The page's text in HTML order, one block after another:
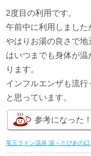
2度目の利用です。
午前中に利用しました
やはりお湯の良さで
はいつまでも身体が
ります。
インフルエンザも流
と思っています。
参考になった！
竜王ラドン温泉 湯～とぴあの